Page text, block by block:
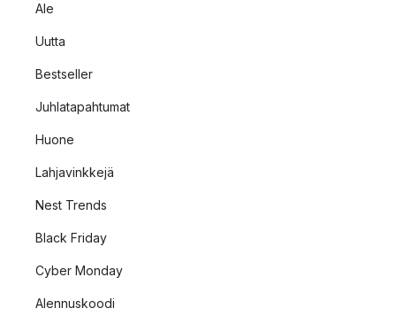
Ale
Uutta
Bestseller
Juhlatapahtumat
Huone
Lahjavinkkejä
Nest Trends
Black Friday
Cyber Monday
Alennuskoodi